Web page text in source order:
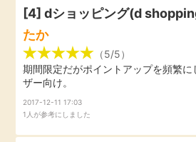
ヘルプセンター
[4]dショッピング(d
たか
（5/5）
期間限定だがポイントアップを頻繁
ザー向け。
2017-12-11 17:03
1人が参考にしました